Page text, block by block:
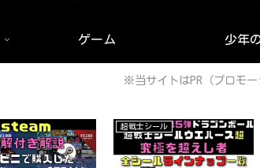
ゲーム 少年
※当サイトはPR（プロモ
超戦士シール